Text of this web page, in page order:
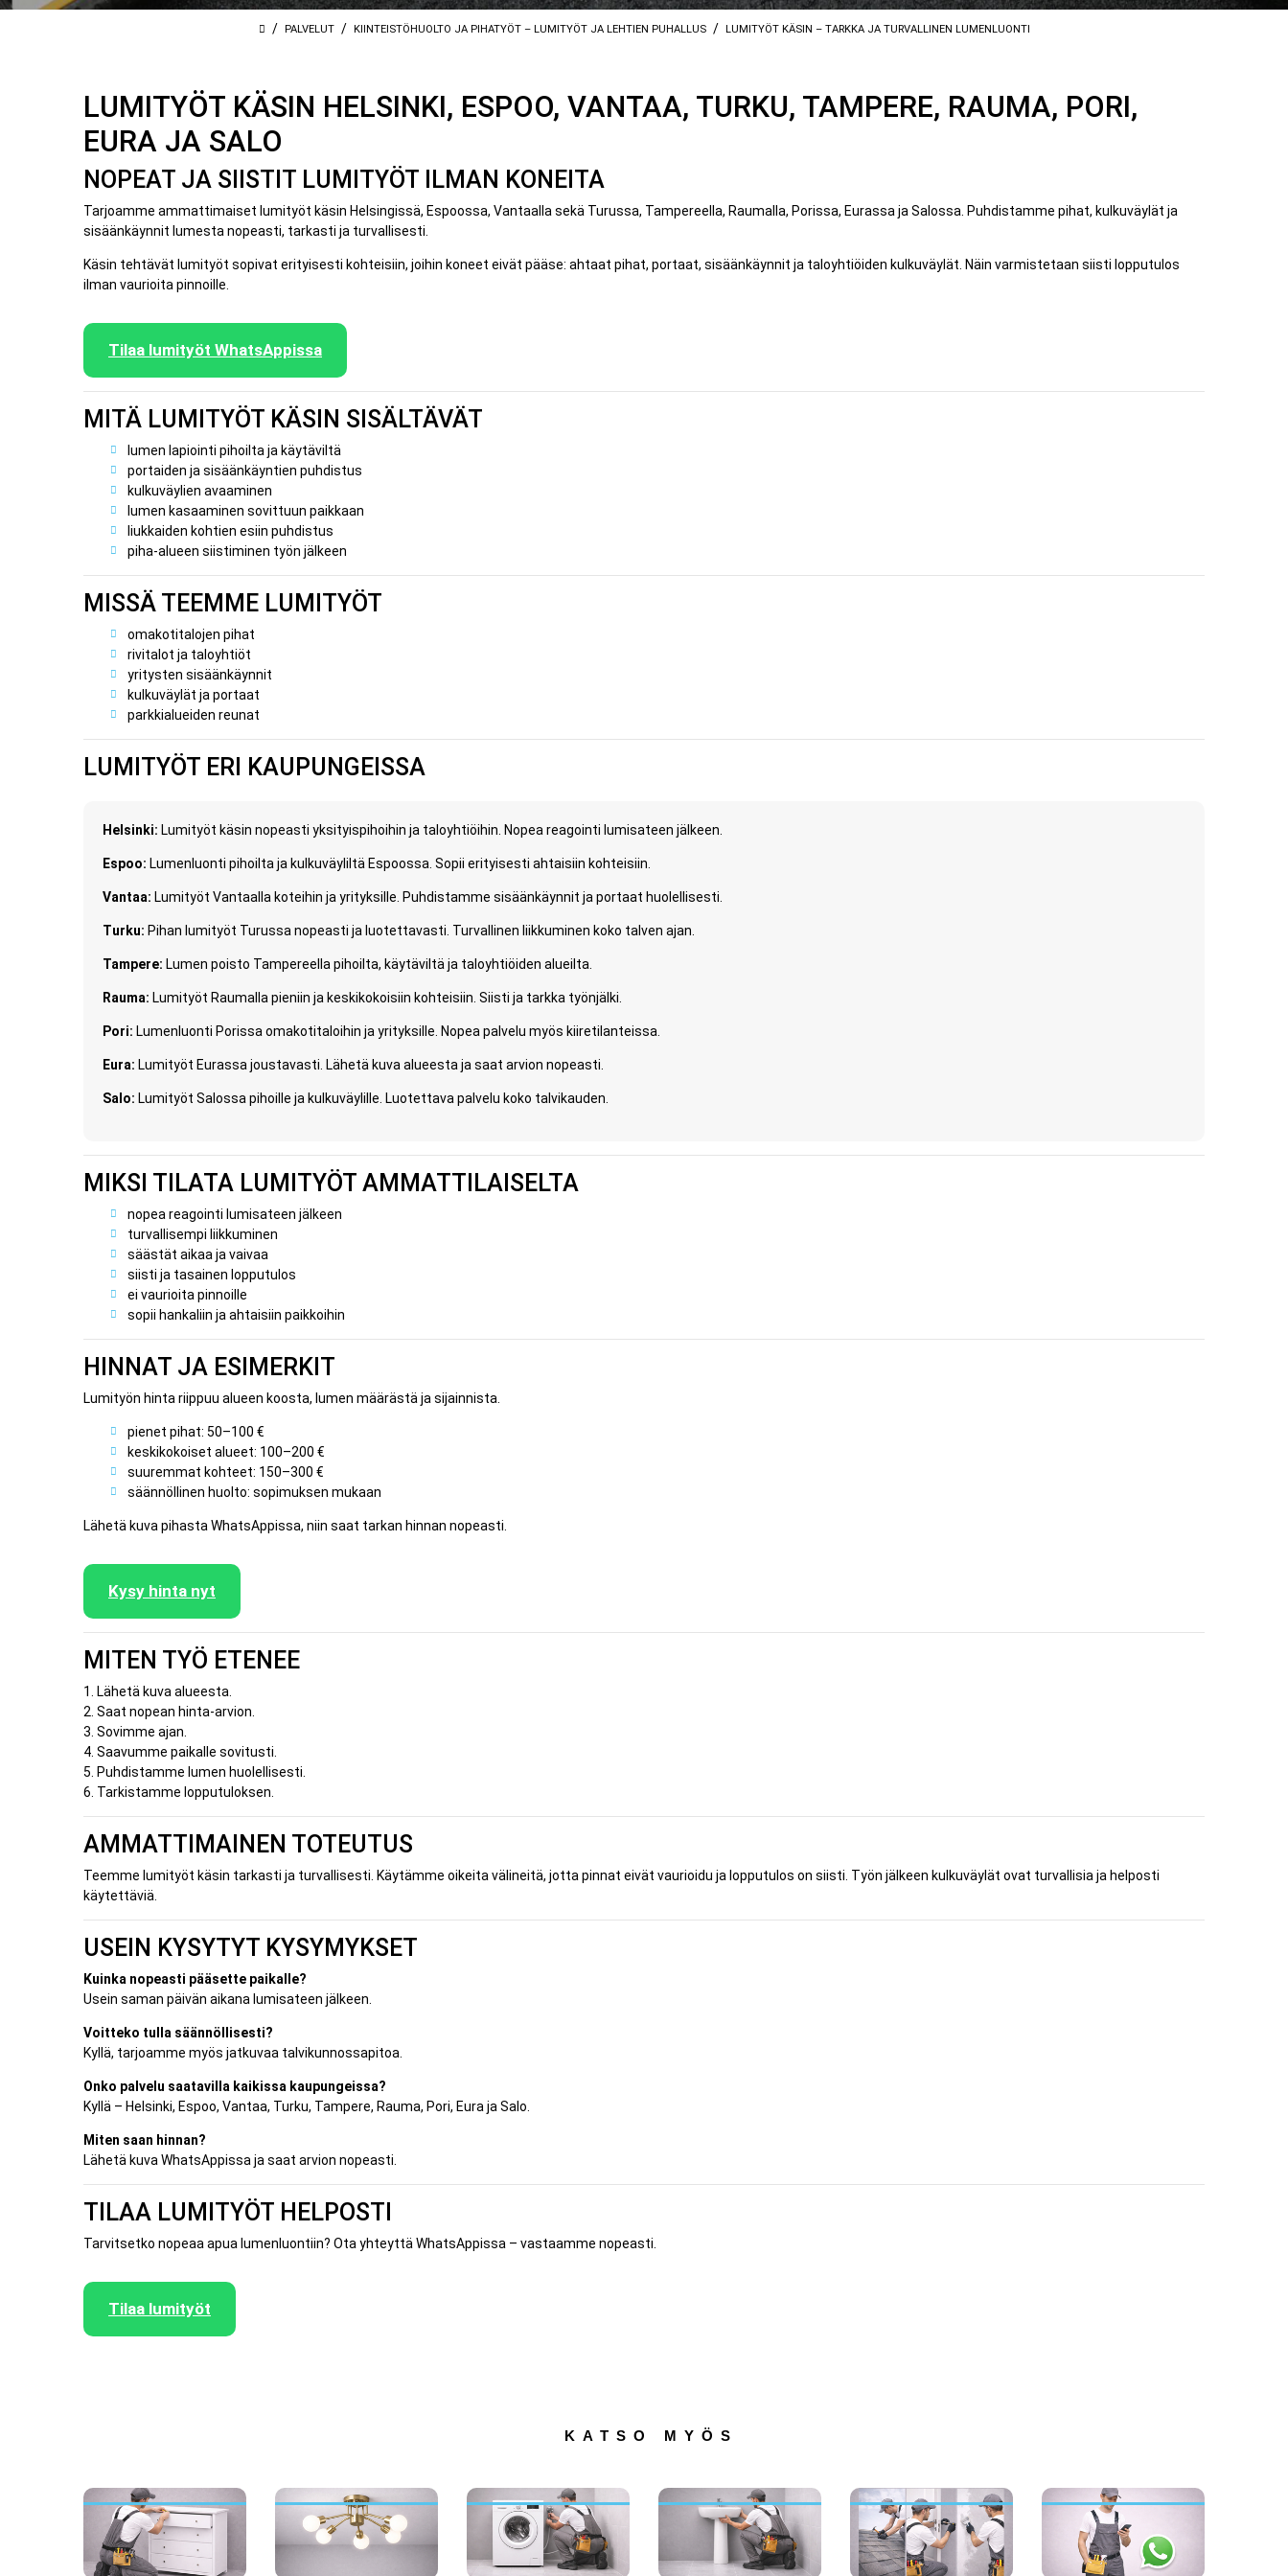
/ PALVELUT / KIINTEISTÖHUOLTO JA PIHATYÖT – LUMITYÖT JA LEHTIEN PUHALLUS / LUMITYÖT KÄSIN – TARKKA JA TURVALLINEN LUMENLUONTI
LUMITYÖT KÄSIN HELSINKI, ESPOO, VANTAA, TURKU, TAMPERE, RAUMA, PORI,
EURA JA SALO
NOPEAT JA SIISTIT LUMITYÖT ILMAN KONEITA
Tarjoamme ammattimaiset lumityöt käsin Helsingissä, Espoossa, Vantaalla sekä Turussa, Tampereella, Raumalla, Porissa, Eurassa ja Salossa. Puhdistamme pihat, kulkuväylät ja
sisäänkäynnit lumesta nopeasti, tarkasti ja turvallisesti.
Käsin tehtävät lumityöt sopivat erityisesti kohteisiin, joihin koneet eivät pääse: ahtaat pihat, portaat, sisäänkäynnit ja taloyhtiöiden kulkuväylät. Näin varmistetaan siisti lopputulos
ilman vaurioita pinnoille.
Tilaa lumityöt WhatsAppissa
MITÄ LUMITYÖT KÄSIN SISÄLTÄVÄT
lumen lapiointi pihoilta ja käytäviltä
portaiden ja sisäänkäyntien puhdistus
kulkuväylien avaaminen
lumen kasaaminen sovittuun paikkaan
liukkaiden kohtien esiin puhdistus
piha-alueen siistiminen työn jälkeen
MISSÄ TEEMME LUMITYÖT
omakotitalojen pihat
rivitalot ja taloyhtiöt
yritysten sisäänkäynnit
kulkuväylät ja portaat
parkkialueiden reunat
LUMITYÖT ERI KAUPUNGEISSA
Helsinki: Lumityöt käsin nopeasti yksityispihoihin ja taloyhtiöihin. Nopea reagointi lumisateen jälkeen.
Espoo: Lumenluonti pihoilta ja kulkuväyliltä Espoossa. Sopii erityisesti ahtaisiin kohteisiin.
Vantaa: Lumityöt Vantaalla koteihin ja yrityksille. Puhdistamme sisäänkäynnit ja portaat huolellisesti.
Turku: Pihan lumityöt Turussa nopeasti ja luotettavasti. Turvallinen liikkuminen koko talven ajan.
Tampere: Lumen poisto Tampereella pihoilta, käytäviltä ja taloyhtiöiden alueilta.
Rauma: Lumityöt Raumalla pieniin ja keskikokoisiin kohteisiin. Siisti ja tarkka työnjälki.
Pori: Lumenluonti Porissa omakotitaloihin ja yrityksille. Nopea palvelu myös kiiretilanteissa.
Eura: Lumityöt Eurassa joustavasti. Lähetä kuva alueesta ja saat arvion nopeasti.
Salo: Lumityöt Salossa pihoille ja kulkuväylille. Luotettava palvelu koko talvikauden.
MIKSI TILATA LUMITYÖT AMMATTILAISELTA
nopea reagointi lumisateen jälkeen
turvallisempi liikkuminen
säästät aikaa ja vaivaa
siisti ja tasainen lopputulos
ei vaurioita pinnoille
sopii hankaliin ja ahtaisiin paikkoihin
HINNAT JA ESIMERKIT
Lumityön hinta riippuu alueen koosta, lumen määrästä ja sijainnista.
pienet pihat: 50–100 €
keskikokoiset alueet: 100–200 €
suuremmat kohteet: 150–300 €
säännöllinen huolto: sopimuksen mukaan
Lähetä kuva pihasta WhatsAppissa, niin saat tarkan hinnan nopeasti.
Kysy hinta nyt
MITEN TYÖ ETENEE
1. Lähetä kuva alueesta.
2. Saat nopean hinta-arvion.
3. Sovimme ajan.
4. Saavumme paikalle sovitusti.
5. Puhdistamme lumen huolellisesti.
6. Tarkistamme lopputuloksen.
AMMATTIMAINEN TOTEUTUS
Teemme lumityöt käsin tarkasti ja turvallisesti. Käytämme oikeita välineitä, jotta pinnat eivät vaurioidu ja lopputulos on siisti. Työn jälkeen kulkuväylät ovat turvallisia ja helposti
käytettäviä.
USEIN KYSYTYT KYSYMYKSET
Kuinka nopeasti pääsette paikalle?
Usein saman päivän aikana lumisateen jälkeen.
Voitteko tulla säännöllisesti?
Kyllä, tarjoamme myös jatkuvaa talvikunnossapitoa.
Onko palvelu saatavilla kaikissa kaupungeissa?
Kyllä – Helsinki, Espoo, Vantaa, Turku, Tampere, Rauma, Pori, Eura ja Salo.
Miten saan hinnan?
Lähetä kuva WhatsAppissa ja saat arvion nopeasti.
TILAA LUMITYÖT HELPOSTI
Tarvitsetko nopeaa apua lumenluontiin? Ota yhteyttä WhatsAppissa – vastaamme nopeasti.
Tilaa lumityöt
KATSO MYÖS